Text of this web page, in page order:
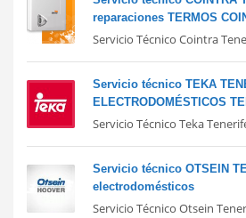
reparaciones TERMOS
Servicio Técnico Cointra
Servicio técnico TEKA
ELECTRODOMÉSTICOS
Servicio Técnico Teka
Servicio técnico OTSEIN
electrodomésticos
Servicio Técnico Otsein